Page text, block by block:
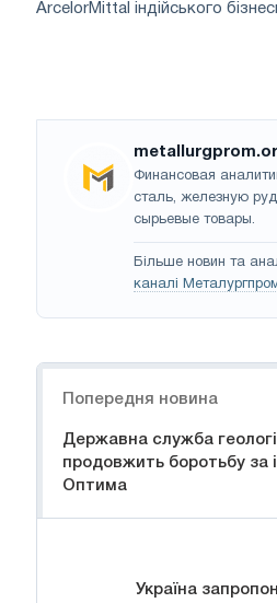
ArcelorMittal індійського
Финансовая
сталь, железную
сырьевые товары.
Більше новин та
каналі
Попередня новина
Державна служба
продовжить боротьбу за
Оптима
Україна